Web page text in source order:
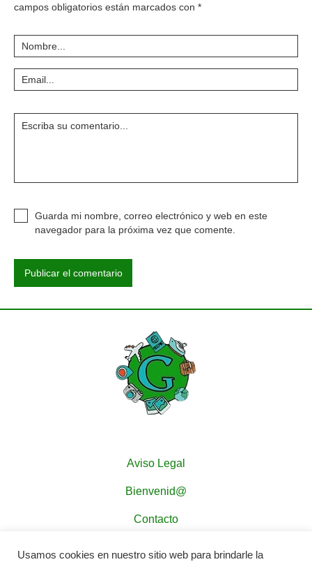
campos obligatorios están marcados con *
Guarda mi nombre, correo electrónico y web en este
navegador para la próxima vez que comente.
Aviso Legal
Bienvenid@
Contacto
Usamos cookies en nuestro sitio web para brindarle la